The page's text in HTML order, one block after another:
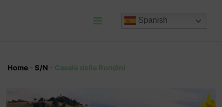
Spanish
Home - S/N - Casale delle Rondini